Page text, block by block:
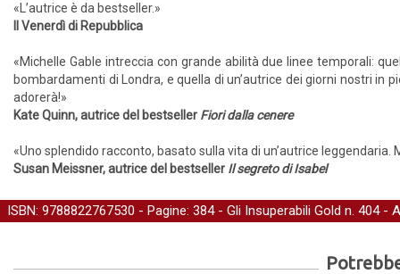
«L’autrice è da bestseller.»
Il Venerdì di Repubblica
«Michelle Gable intreccia con grande abilità due linee temporali:
bombardamenti di Londra, e quella di un’autrice dei giorni nostri
adorerà!»
Kate Quinn, autrice del bestseller Fiori dalla cenere
«Uno splendido racconto, basato sulla vita di un’autrice
Susan Meissner, autrice del bestseller Il segreto di Isabel
ISBN: 9788822767530 - Pagine: 384 - Gli Insuperabili Gold n. 404 -